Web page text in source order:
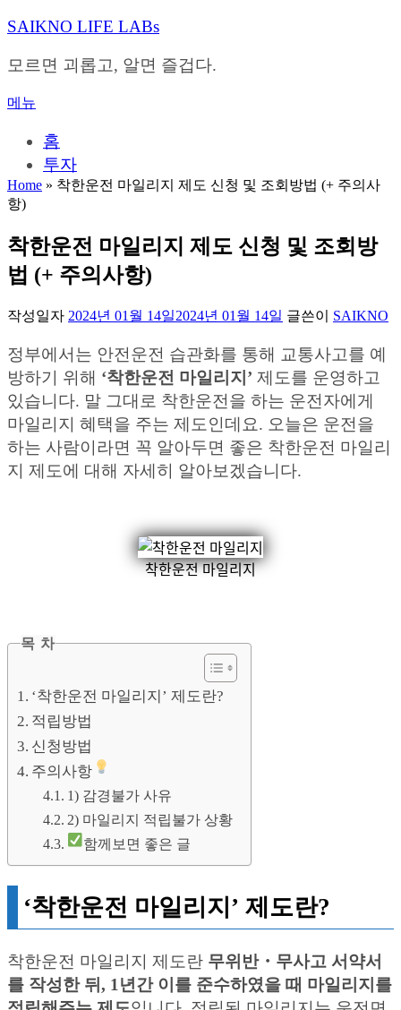
내
으
바
SAIKNO LIFE LABs
모르면 괴롭고, 알면 즐겁다.
메뉴
홈
투자
Home » 착한운전 마일리지 제도 신청 및 조회방법 (+ 주의사
항)
착한운전 마일리지 제도 신청 및 조회방
법 (+ 주의사항)
작성일자 2024년 01월 14일2024년 01월 14일 글쓴이 SAIKNO
정부에서는 안전운전 습관화를 통해 교통사고를 예
방하기 위해 ‘착한운전 마일리지’ 제도를 운영하고
있습니다. 말 그대로 착한운전을 하는 운전자에게
마일리지 혜택을 주는 제도인데요. 오늘은 운전을
하는 사람이라면 꼭 알아두면 좋은 착한운전 마일리
지 제도에 대해 자세히 알아보겠습니다.
착한운전 마일리지
목 차
‘착한운전 마일리지’ 제도란?
적립방법
신청방법
주의사항
1) 감경불가 사유
2) 마일리지 적립불가 상황
함께보면 좋은 글
‘착한운전 마일리지’ 제도란?
착한운전 마일리지 제도란 무위반・무사고 서약서
를 작성한 뒤, 1년간 이를 준수하였을 때 마일리지를